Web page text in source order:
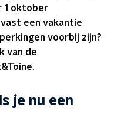
1 oktober
een vakantie
voorbij zijn?
van de
je nu een